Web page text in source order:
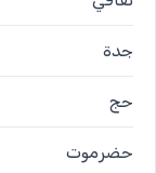
جدة
حج
حضرموت